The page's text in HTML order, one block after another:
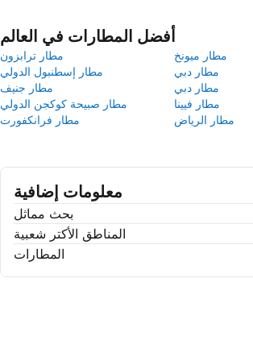
أفضل المطارات في العالم
مطار ترابزون
مطار ميونخ
مطار إسطنبول الدولي
مطار دبي
مطار جنيف
مطار دبي
مطار صبيحة كوكجن الدولي
مطار فيينا
مطار فرانكفورت
مطار الرياض
معلومات إضافية
بحث مماثل
المناطق الأكتر شعبية
المطارات